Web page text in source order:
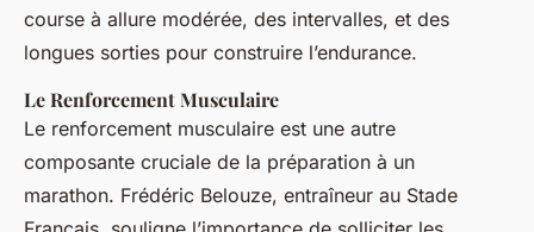
course à allure modérée, des intervalles, et des
longues sorties pour construire l’endurance.
Le Renforcement Musculaire
Le renforcement musculaire est une autre
composante cruciale de la préparation à un
marathon. Frédéric Belouze, entraîneur au Stade